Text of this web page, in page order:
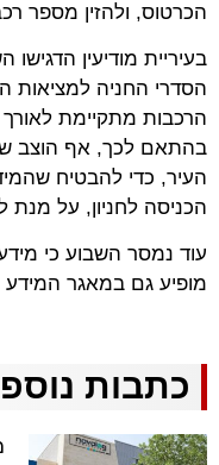
הכרטוס, ולהזין מספר
בעיריית מודיעין
הסדרי החניה למציאות
הרכבות מתקיימת
בהתאם לכך, אף הוצב
העיר, כדי להבטיח
הכניסה לחניון, על מנת
עוד נמסר השבוע כי
מופיע גם במאגר המידע
כתבות